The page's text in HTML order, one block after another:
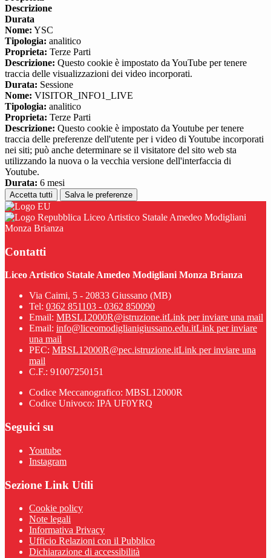
Descrizione
Durata
Nome: YSC
Tipologia: analitico
Proprieta: Terze Parti
Descrizione: Questo cookie è impostato da YouTube per tenere
traccia delle visualizzazioni dei video incorporati.
Durata: Sessione
Nome: VISITOR_INFO1_LIVE
Tipologia: analitico
Proprieta: Terze Parti
Descrizione: Questo cookie è impostato da Youtube per tenere
traccia delle preferenze dell'utente per i video di Youtube incorporati
nei siti; può anche determinare se il visitatore del sito web sta
utilizzando la nuova o la vecchia versione dell'interfaccia di
Youtube.
Durata: 6 mesi
Accetta tutti Salva le preferenze
Liceo Artistico Statale Amedeo Modigliani
Monza Brianza
Contatti
Liceo Artistico Statale Amedeo Modigliani Monza Brianza
Via Caimi, 5 - 20833 Giussano (MB)
Tel: 0362 851103 - 0362 850090
Email: MBSL12000R@istruzione.itLink per inviare una mail
Email: info@liceomodiglianigiussano.edu.itLink per inviare
una mail
PEC: MBSL12000R@pec.istruzione.itLink per inviare una
mail
C.F.: 91007250151
Codice Meccanografico: MBSL12000R
Codice Univoco: IPA UF0YRQ
Seguici su
Youtube
Instagram
Sezione Link Utili
Cookie policy
Note legali
Informativa Privacy
Ufficio Relazioni con il Pubblico
Dichiarazione di accessibilità